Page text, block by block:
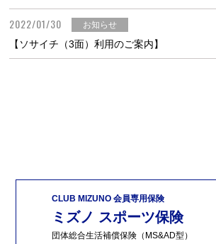
2022/01/30 お知らせ
【ソサイチ（3面）利用のご案内】
CLUB MIZUNO 会員専用保険
ミズノ スポーツ保険
団体総合生活補償保険（MS&AD型）